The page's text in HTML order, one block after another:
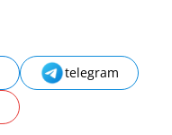
telegram